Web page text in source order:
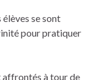
se sont
pour pratiquer
affrontés à tour de